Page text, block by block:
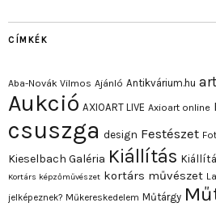
CÍMKÉK
Aba-Novák Vilmos Ajánló Antikvárium.hu
Aukció AXIOART LIVE Axioart online
csuszga design Festészet
Kieselbach Galéria Kiállítás
Kortárs képzőművészet kortárs művészet
jelképeznek? Műkereskedelem Műtárgy